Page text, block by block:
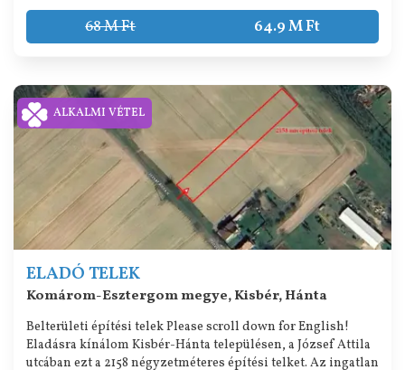
68 M Ft 64.9 M Ft
ELADÓ TELEK
Komárom-Esztergom megye, Kisbér, Hánta
Belterületi építési telek Please scroll down for English!
Eladásra kínálom Kisbér-Hánta településen, a József Attila
utcában ezt a 2158 négyzetméteres építési telket. Az ingatlan
ALKALMI VÉTEL